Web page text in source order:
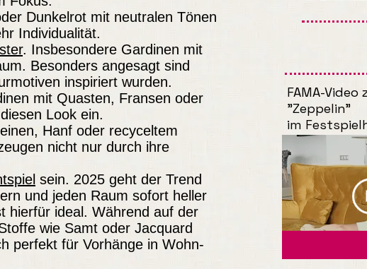
Dunkelrot mit neutralen Tönen
Individualität.
. Insbesondere Gardinen mit
Besonders angesagt sind
inspiriert wurden.
mit Quasten, Fransen oder
Look ein.
Hanf oder recyceltem
nicht nur durch ihre
sein. 2025 geht der Trend
und jeden Raum sofort heller
hierfür ideal. Während auf der
wie Samt oder Jacquard
perfekt für Vorhänge in Wohn-
FAMA-Video
"Zeppelin"
im